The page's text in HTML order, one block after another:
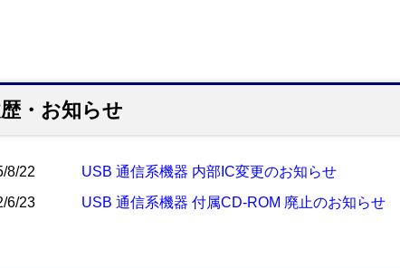
・お知らせ
8/22
USB 通信系機器 内部IC変更のお知らせ
6/23
USB 通信系機器 付属CD-ROM 廃止のお知らせ